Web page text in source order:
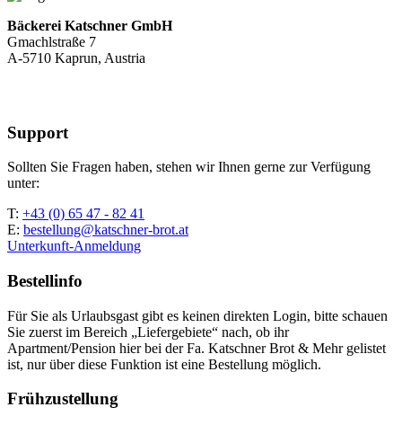
Bäckerei Katschner GmbH
Gmachlstraße 7
A-5710 Kaprun, Austria
Support
Sollten Sie Fragen haben, stehen wir Ihnen gerne zur Verfügung
unter:
T: +43 (0) 65 47 - 82 41
E: bestellung@katschner-brot.at
Unterkunft-Anmeldung
Bestellinfo
Für Sie als Urlaubsgast gibt es keinen direkten Login, bitte schauen
Sie zuerst im Bereich „Liefergebiete“ nach, ob ihr
Apartment/Pension hier bei der Fa. Katschner Brot & Mehr gelistet
ist, nur über diese Funktion ist eine Bestellung möglich.
Frühzustellung